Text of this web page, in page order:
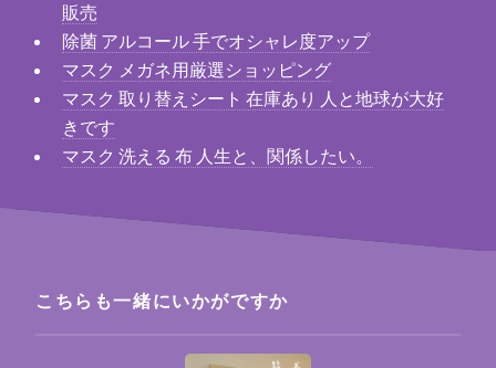
販売
除菌 アルコール 手でオシャレ度アップ
マスク メガネ用厳選ショッピング
マスク 取り替えシート 在庫あり 人と地球が大好
きです
マスク 洗える 布 人生と、関係したい。
こちらも一緒にいかがですか